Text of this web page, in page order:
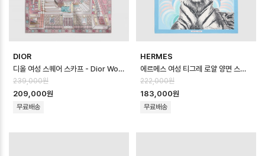
DIOR
디올 여성 스퀘어 스카프 - Dior Womens Square Scarf - acc8735…
239,000원
209,000원
무료배송
HERMES
에르메스 여성 티그레 로얄 양면 스카프 - Hermes Womens Tigre Royal …
222,000원
183,000원
무료배송